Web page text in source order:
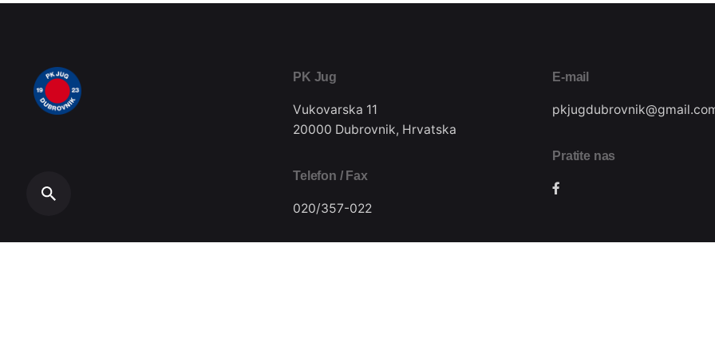
PK Jug
Vukovarska 11
20000 Dubrovnik, Hrvatska
Telefon / Fax
020/357-022
E-mail
Pratite nas